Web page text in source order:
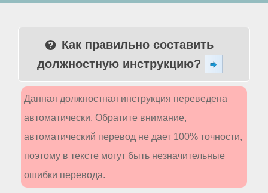
Как правильно составить
должностную инструкцию?
Данная должностная инструкция переведена
автоматически. Обратите внимание,
автоматический перевод не дает 100% точности,
поэтому в тексте могут быть незначительные
ошибки перевода.